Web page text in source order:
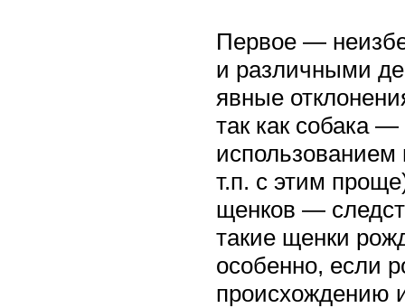
Первое —
и различными
явные
так как собака
использованием
т.п. с этим
щенков —
такие щенки
особенно, если
происхождению